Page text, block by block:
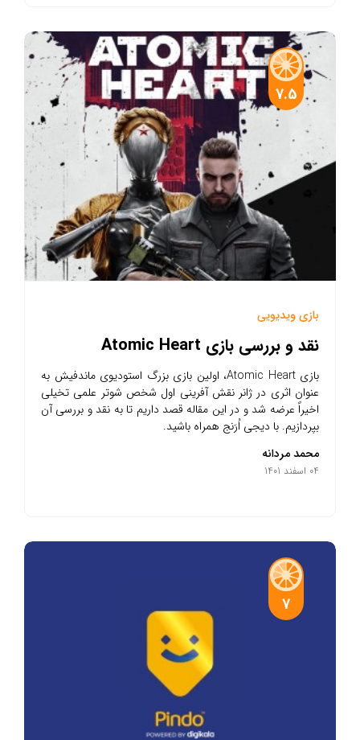
7.5
بازی ویدیویی
نقد و بررسی بازی Atomic Heart
بازی Atomic Heart، اولین بازی بزرگ استودیوی ماندفیش به
عنوان اثری در ژانر نقش آفرینی اول شخص شوتر علمی تخیلی
اخیراً عرضه شد و در این مقاله قصد داریم تا به نقد و بررسی آن
بپردازیم. با دیجی اُرَنج همراه باشید.
محمد مردانه
04 اسفند 1401
7